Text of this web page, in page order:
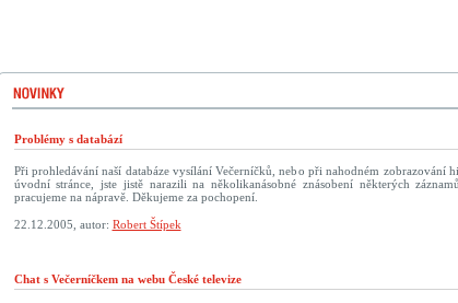
Problémy s databází
Při prohledávání naší databáze vysílání Večerníčků, nebo při nahodném zobrazování
úvodní stránce, jste jistě narazili na několikanásobné znásobení některých
pracujeme na nápravě. Děkujeme za pochopení.
22.12.2005, autor: Robert Štípek
Chat s Večerníčkem na webu České televize